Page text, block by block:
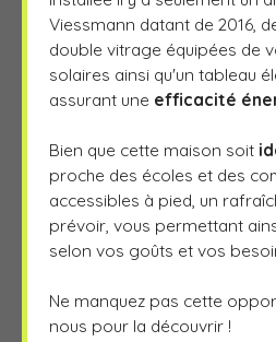
Viessmann datant de 2016,
double vitrage équipées de
solaires ainsi qu'un tableau
assurant une efficacité
Bien que cette maison soit
proche des écoles et des
accessibles à pied, un
prévoir, vous permettant
selon vos goûts et vos
Ne manquez pas cette
nous pour la découvrir !